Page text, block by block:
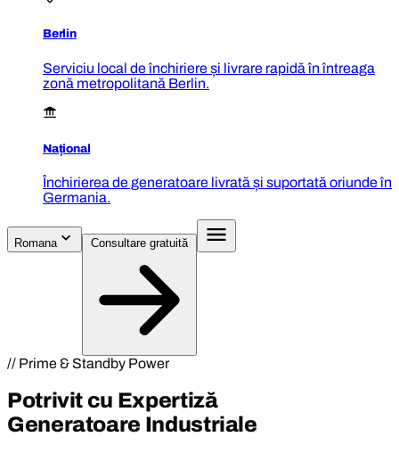
Berlin
Serviciu local de închiriere și livrare rapidă în întreaga
zonă metropolitană Berlin.
Național
Închirierea de generatoare livrată și suportată oriunde în
Germania.
Romana
// Prime & Standby Power
Potrivit cu Expertiză
Generatoare Industriale